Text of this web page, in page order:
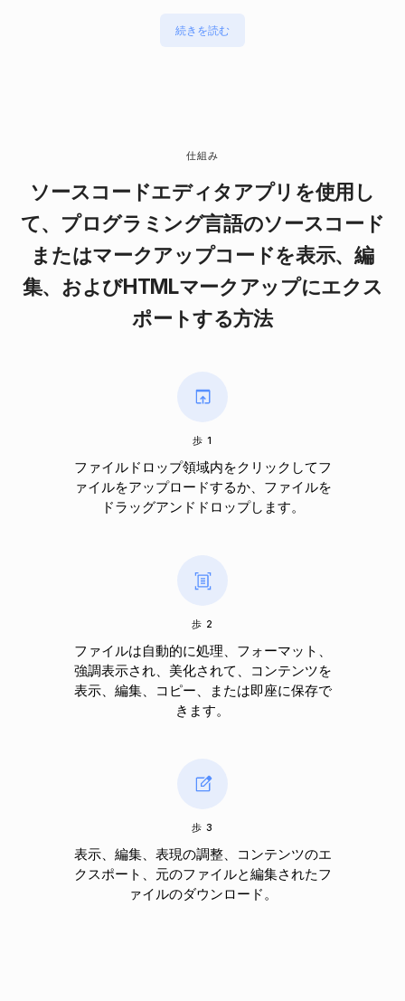
続きを読む
仕組み
ソースコードエディタアプリを使用し
て、プログラミング言語のソースコード
またはマークアップコードを表示、編
集、およびHTMLマークアップにエクス
ポートする方法
歩 1
ファイルドロップ領域内をクリックしてフ
ァイルをアップロードするか、ファイルを
ドラッグアンドドロップします。
歩 2
ファイルは自動的に処理、フォーマット、
強調表示され、美化されて、コンテンツを
表示、編集、コピー、または即座に保存で
きます。
歩 3
表示、編集、表現の調整、コンテンツのエ
クスポート、元のファイルと編集されたフ
ァイルのダウンロード。